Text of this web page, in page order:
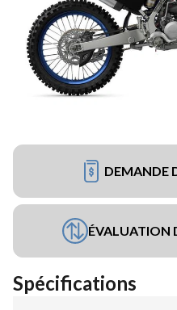
DEMANDE
ÉVALUATION
Spécifications